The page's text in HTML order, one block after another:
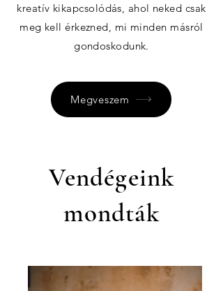
kreatív kikapcsolódás, ahol neked csak
meg kell érkezned, mi minden másról
gondoskodunk.
Megveszem
Vendégeink
mondták